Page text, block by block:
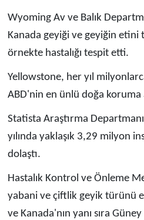
Wyoming Av ve Balık
Kanada geyiği ve geyiğin etini
örnekte hastalığı tespit etti.
Yellowstone, her yıl
ABD'nin en ünlü doğa koruma
Statista Araştırma
yılında yaklaşık 3,29 milyon
dolaştı.
Hastalık Kontrol ve Önleme
yabani ve çiftlik geyik türünü
ve Kanada'nın yanı sıra